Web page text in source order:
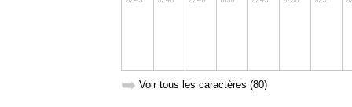
➥ Voir tous les caractères (80)